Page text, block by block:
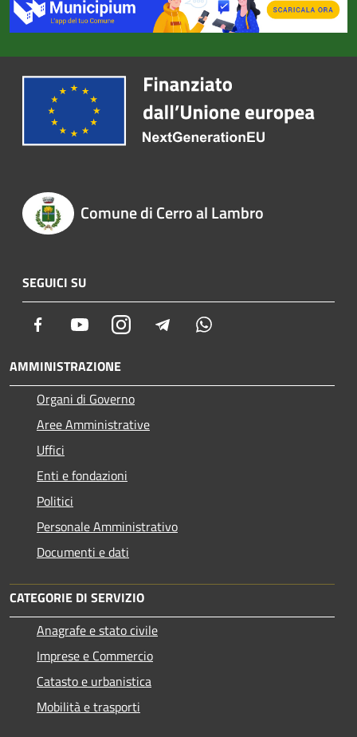
Comune di Cerro al Lambro
SEGUICI SU
Facebook YoutubeInstagram Telegram
AMMINISTRAZIONE
Organi di Governo
Aree Amministrative
Uffici
Enti e fondazioni
Politici
Personale Amministrativo
Documenti e dati
CATEGORIE DI SERVIZIO
Anagrafe e stato civile
Imprese e Commercio
Catasto e urbanistica
Mobilità e trasporti